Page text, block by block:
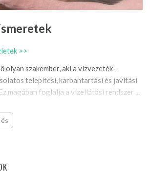
>>
olyan szakember, aki a vízvezeték-
telepítési, karbantartási és javítási
magában foglalja a vízellátási rendszer ...